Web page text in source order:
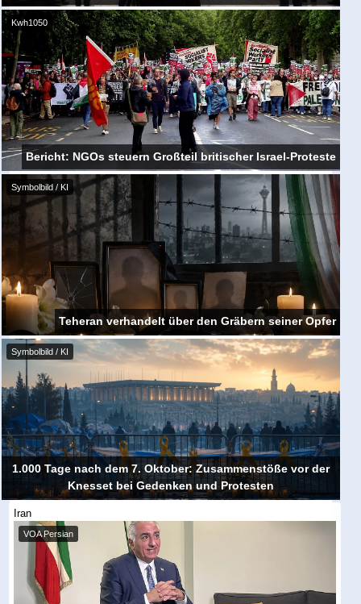
Kwh1050
Bericht: NGOs steuern Großteil britischer Israel-Proteste
Symbolbild / KI
Teheran verhandelt über den Gräbern seiner Opfer
Symbolbild / KI
1.000 Tage nach dem 7. Oktober: Zusammenstöße vor der
Knesset bei Gedenken und Protesten
Iran
VOA Persian